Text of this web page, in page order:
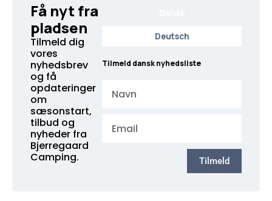
Få nyt fra
pladsen
Tilmeld dig
vores
nyhedsbrev
og få
opdateringer
om
sæsonstart,
tilbud og
nyheder fra
Bjerregaard
Camping.
Deutsch
Tilmeld dansk nyhedsliste
Tilmeld